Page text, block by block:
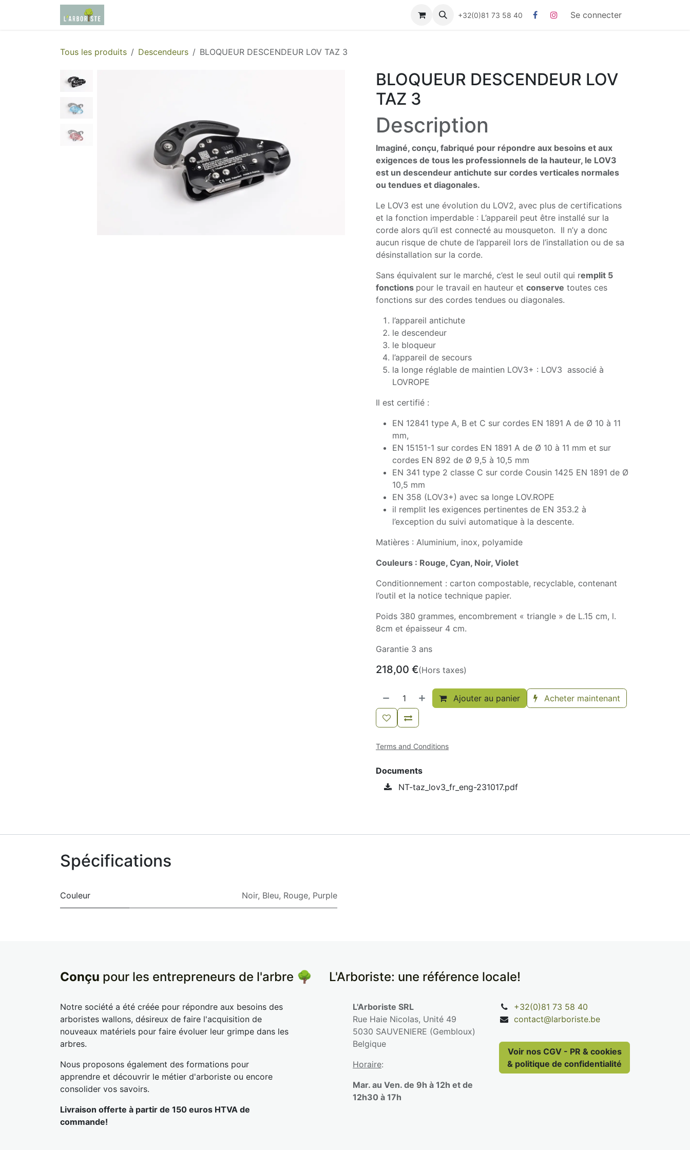
Se rendre au contenu
Contactez-nous +32(0)81 73 58 40 Se connecter
Tous les produits Descendeurs BLOQUEUR DESCENDEUR LOV TAZ 3
BLOQUEUR DESCENDEUR LOV
TAZ 3
Description
Imaginé, conçu, fabriqué pour répondre aux besoins et aux
exigences de tous les professionnels de la hauteur, le LOV3
est un descendeur antichute sur cordes verticales normales
ou tendues et diagonales.
Le LOV3 est une évolution du LOV2, avec plus de certifications
et la fonction imperdable : L’appareil peut être installé sur la
corde alors qu’il est connecté au mousqueton. Il n’y a donc
aucun risque de chute de l’appareil lors de l’installation ou de sa
désinstallation sur la corde.
Sans équivalent sur le marché, c’est le seul outil qui remplit 5
fonctions pour le travail en hauteur et conserve toutes ces
fonctions sur des cordes tendues ou diagonales.
l’appareil antichute
le descendeur
le bloqueur
l’appareil de secours
la longe réglable de maintien LOV3+ : LOV3 associé à
LOVROPE
Il est certifié :
EN 12841 type A, B et C sur cordes EN 1891 A de Ø 10 à 11
mm,
EN 15151-1 sur cordes EN 1891 A de Ø 10 à 11 mm et sur
cordes EN 892 de Ø 9,5 à 10,5 mm
EN 341 type 2 classe C sur corde Cousin 1425 EN 1891 de Ø
10,5 mm
EN 358 (LOV3+) avec sa longe LOV.ROPE
il remplit les exigences pertinentes de EN 353.2 à
l’exception du suivi automatique à la descente.
Matières : Aluminium, inox, polyamide
Couleurs : Rouge, Cyan, Noir, Violet
Conditionnement : carton compostable, recyclable, contenant
l’outil et la notice technique papier.
Poids 380 grammes, encombrement « triangle » de L.15 cm, l.
8cm et épaisseur 4 cm.
Garantie 3 ans
218,00 €(Hors taxes)
Ajouter au panier Acheter maintenant
Terms and Conditions
Documents
NT-taz_lov3_fr_eng-231017.pdf
Spécifications
Couleur Noir, Bleu, Rouge, Purple
Conçu pour les entrepreneurs de l'arbre 🌳 ​L'Arboriste: une référence locale!
Notre société a été créée pour répondre aux besoins des
arboristes wallons, désireux de faire l'acquisition de
nouveaux matériels pour faire évoluer leur grimpe dans les
arbres.
Nous proposons également des formations pour
apprendre et découvrir le métier d'arboriste ou encore
consolider vos savoirs.
Livraison offerte à partir de 150 euros HTVA de
commande!
L'Arboriste SRL
Rue Haie Nicolas, Unité 49
5030 SAUVENIERE (Gembloux)
Belgique
Horaire:
Mar. au Ven. de 9h à 12h et de
12h30 à 17h
+32(0)81 73 58 40
contact@larboriste.be
Voir nos CGV - PR & cookies
& politique de confidentialité